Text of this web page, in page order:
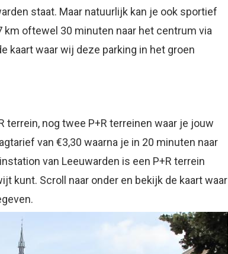
staat. Maar natuurlijk kan je ook sportief
km oftewel 30 minuten naar het centrum via
kaart waar wij deze parking in het groen
terrein, nog twee P+R terreinen waar je jouw
van €3,30 waarna je in 20 minuten naar
van Leeuwarden is een P+R terrein
kunt. Scroll naar onder en bekijk de kaart waar